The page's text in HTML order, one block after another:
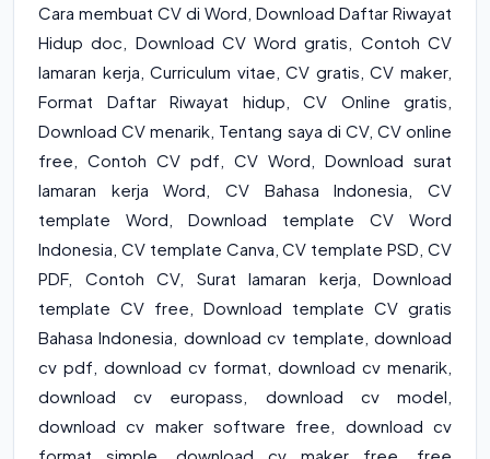
Cara membuat CV di Word, Download Daftar Riwayat
Hidup doc, Download CV Word gratis, Contoh CV
lamaran kerja, Curriculum vitae, CV gratis, CV maker,
Format Daftar Riwayat hidup, CV Online gratis,
Download CV menarik, Tentang saya di CV, CV online
free, Contoh CV pdf, CV Word, Download surat
lamaran kerja Word, CV Bahasa Indonesia, CV
template Word, Download template CV Word
Indonesia, CV template Canva, CV template PSD, CV
PDF, Contoh CV, Surat lamaran kerja, Download
template CV free, Download template CV gratis
Bahasa Indonesia, download cv template, download
cv pdf, download cv format, download cv menarik,
download cv europass, download cv model,
download cv maker software free, download cv